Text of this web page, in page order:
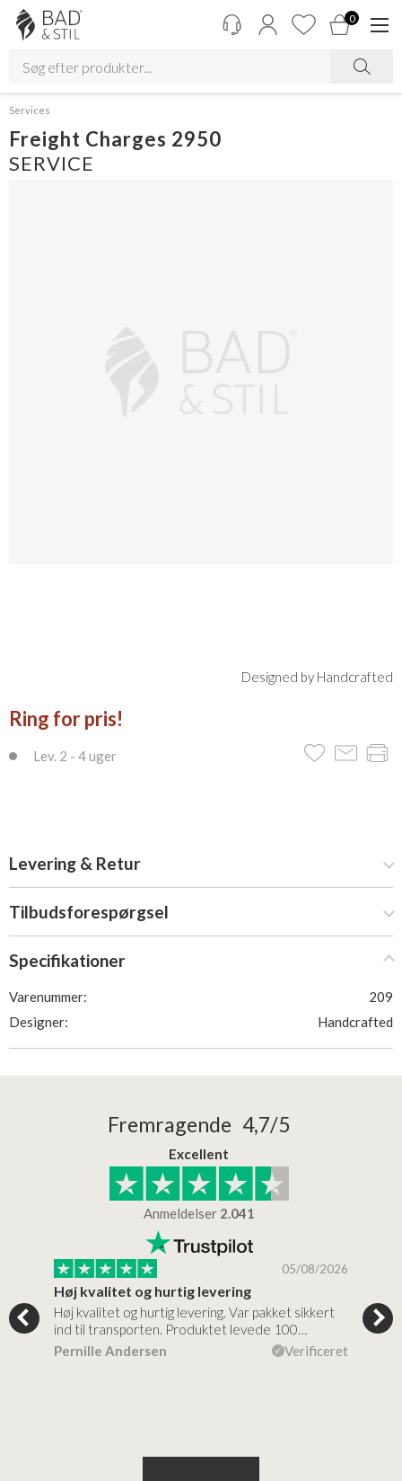
0
Services
Freight Charges 2950
SERVICE
Designed by Handcrafted
Ring for pris!
Lev. 2 - 4 uger
Levering & Retur
Tilbudsforespørgsel
Specifikationer
Varenummer:
209
Designer:
Handcrafted
Fremragende 4,7/5
Excellent
Anmeldelser 2.041
05/08/2026
Høj kvalitet og hurtig levering
Høj kvalitet og hurtig levering. Var pakket sikkert
ind til transporten. Produktet levede 100…
Pernille Andersen
Verificeret